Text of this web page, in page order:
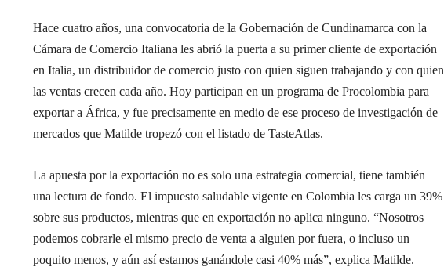
Hace cuatro años, una convocatoria de la Gobernación de Cundinamarca con la
Cámara de Comercio Italiana les abrió la puerta a su primer cliente de exportación
en Italia, un distribuidor de comercio justo con quien siguen trabajando y con quien
las ventas crecen cada año. Hoy participan en un programa de Procolombia para
exportar a África, y fue precisamente en medio de ese proceso de investigación de
mercados que Matilde tropezó con el listado de TasteAtlas.
La apuesta por la exportación no es solo una estrategia comercial, tiene también
una lectura de fondo. El impuesto saludable vigente en Colombia les carga un 39%
sobre sus productos, mientras que en exportación no aplica ninguno. “Nosotros
podemos cobrarle el mismo precio de venta a alguien por fuera, o incluso un
poquito menos, y aún así estamos ganándole casi 40% más”, explica Matilde.